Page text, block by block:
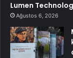
Lumen
Ağustos 6, 2026